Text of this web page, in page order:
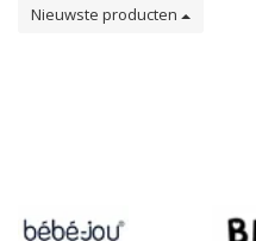
Nieuwste producten